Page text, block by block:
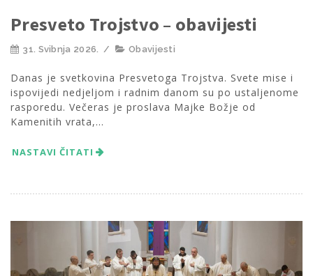
Presveto Trojstvo – obavijesti
31. Svibnja 2026. / Obavijesti
Danas je svetkovina Presvetoga Trojstva. Svete mise i
ispovijedi nedjeljom i radnim danom su po ustaljenome
rasporedu. Večeras je proslava Majke Božje od
Kamenitih vrata,...
NASTAVI ČITATI